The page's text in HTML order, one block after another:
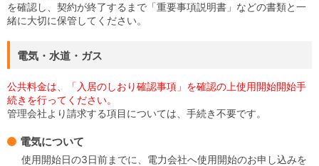
を確認し、契約が終了するまで「重要事項説明書」などの書類と一
緒に大切に保管してください。
電気・水道・ガス
公共料金は、「入居のしおり確認事項」を確認の上使用開始開始手
続きを行ってください。
管理会社より請求する項目については、手続き不要です。
電気について
使用開始日の3日前までに、電力会社へ使用開始のお申し込みを